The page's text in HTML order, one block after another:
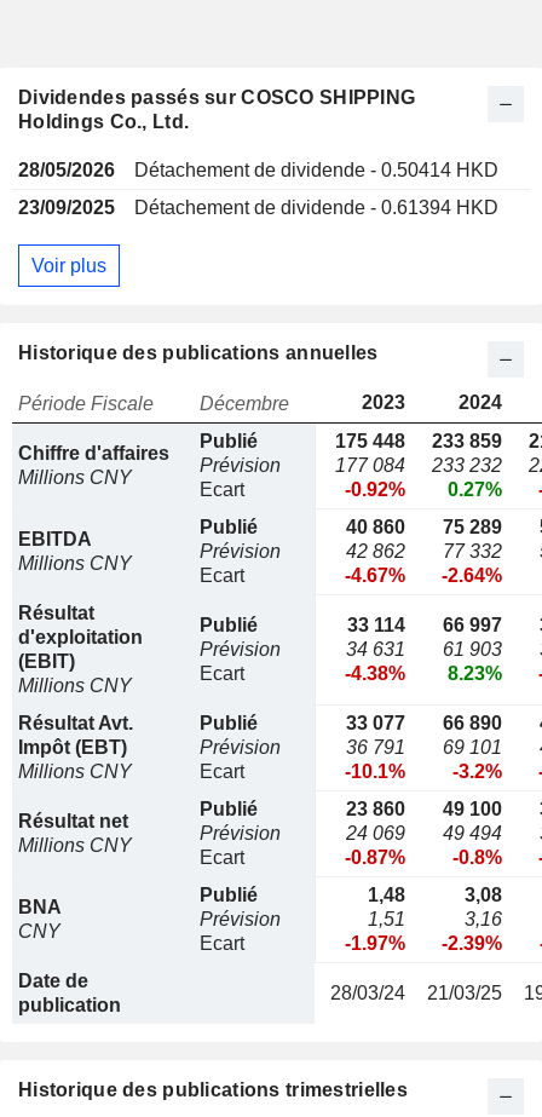
Dividendes passés sur COSCO SHIPPING
Holdings Co., Ltd.
28/05/2026
Détachement de dividende - 0.50414 HKD
23/09/2025
Détachement de dividende - 0.61394 HKD
Voir plus
Historique des publications annuelles
Période Fiscale Décembre 2023 2024
Chiffre d'affaires
Millions CNY
Publié
Prévision
Ecart
175 448
177 084
-0.92%
233 859
233 232
0.27%
EBITDA
Millions CNY
Publié
Prévision
Ecart
40 860
42 862
-4.67%
75 289
77 332
-2.64%
Résultat
d'exploitation
(EBIT)
Millions CNY
Publié
Prévision
Ecart
33 114
34 631
-4.38%
66 997
61 903
8.23%
Résultat Avt.
Impôt (EBT)
Millions CNY
Publié
Prévision
Ecart
33 077
36 791
-10.1%
66 890
69 101
-3.2%
Résultat net
Millions CNY
Publié
Prévision
Ecart
23 860
24 069
-0.87%
49 100
49 494
-0.8%
BNA
CNY
Publié
Prévision
Ecart
1,48
1,51
-1.97%
3,08
3,16
-2.39%
Date de
publication
28/03/24 21/03/25
Historique des publications trimestrielles